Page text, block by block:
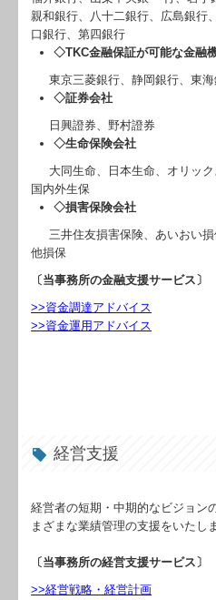
親和銀行、八十二銀行、広島銀行
口銀行、第四銀行
◇TKC金融保証が可能な金融
東京三菱銀行、静岡銀行、東海
◇証券会社
日興證券、野村證券
◇生命保険会社
大同生命、日本生命、オリック
国内外生保
◇損害保険会社
三井住友損害保険、あいおい損
他損保
〔当事務所の金融支援サービス〕
>>資金調達アドバイス
>>資金運用アドバイス
経営支援
経営者の短期・中期的なビジョン
まざまな業績管理の支援をいたし
〔当事務所の経営支援サービス〕
>>経営戦略・経営計画